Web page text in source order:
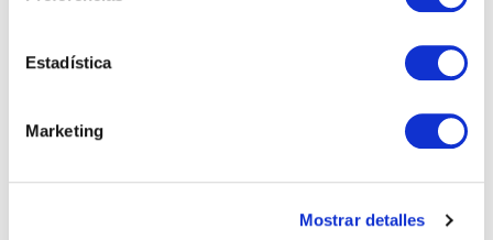
Estadística
Marketing
Mostrar detalles